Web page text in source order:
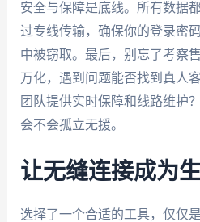
安全与保障是底线。所有数据
过专线传输，确保你的登录密
中被窃取。最后，别忘了考察
万化，遇到问题能否找到真人
团队提供实时保障和线路维护
会不会孤立无援。
让无缝连接成为
选择了一个合适的工具，仅仅